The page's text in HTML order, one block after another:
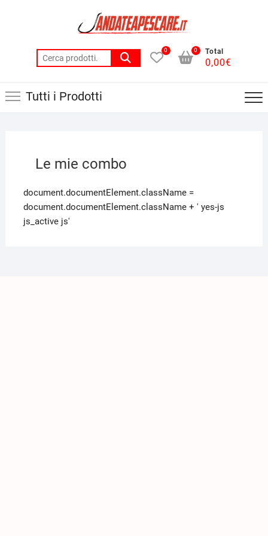
0 Total
0,00€
0
Tutti i Prodotti
Le mie combo
document.documentElement.className =
document.documentElement.className + ' yes-js
js_active js'